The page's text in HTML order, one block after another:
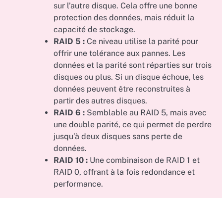
sur l’autre disque. Cela offre une bonne
protection des données, mais réduit la
capacité de stockage.
RAID 5 : Ce niveau utilise la parité pour
offrir une tolérance aux pannes. Les
données et la parité sont réparties sur trois
disques ou plus. Si un disque échoue, les
données peuvent être reconstruites à
partir des autres disques.
RAID 6 : Semblable au RAID 5, mais avec
une double parité, ce qui permet de perdre
jusqu’à deux disques sans perte de
données.
RAID 10 : Une combinaison de RAID 1 et
RAID 0, offrant à la fois redondance et
performance.